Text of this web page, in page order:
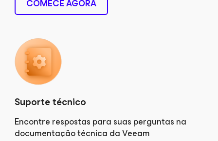
COMECE AGORA
Suporte técnico
Encontre respostas para suas perguntas na
documentação técnica da Veeam